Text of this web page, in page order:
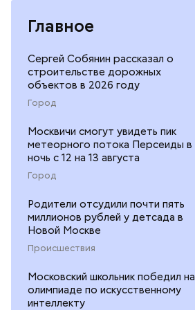
Главное
Сергей Собянин рассказал о
строительстве дорожных
объектов в 2026 году
Город
Москвичи смогут увидеть пик
метеорного потока Персеиды в
ночь с 12 на 13 августа
Город
Родители отсудили почти пять
миллионов рублей у детсада в
Новой Москве
Происшествия
Московский школьник победил на
олимпиаде по искусственному
интеллекту